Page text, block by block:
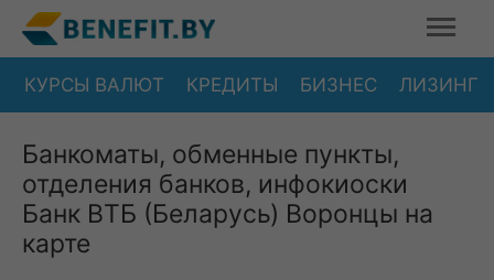
КУРСЫ ВАЛЮТ КРЕДИТЫ БИЗНЕС ЛИЗИНГ
Банкоматы, обменные пункты,
отделения банков, инфокиоски
Банк ВТБ (Беларусь) Воронцы на
карте